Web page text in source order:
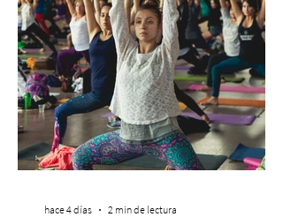
hace 4 días 2 min de lectura